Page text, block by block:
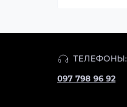
ТЕЛЕФОНЫ:
097 798 96 92